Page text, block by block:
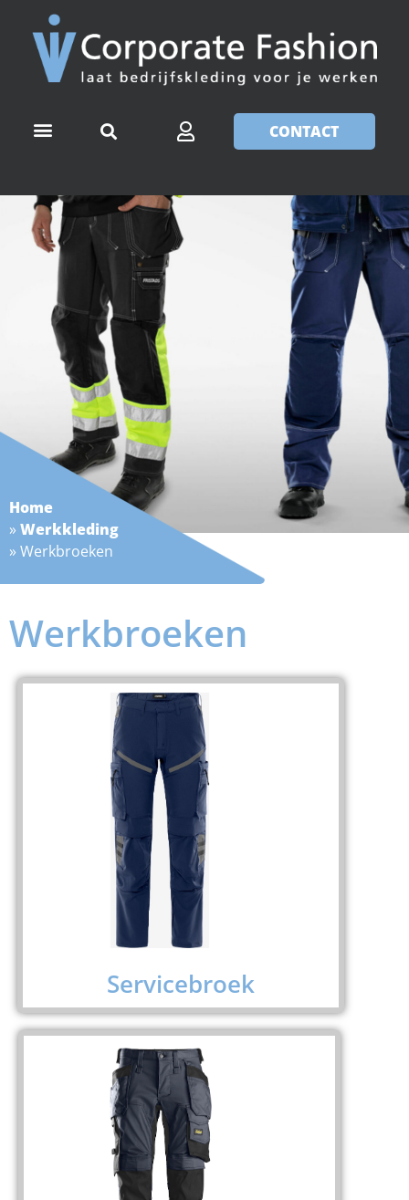
CONTACT
Home
»Werkkleding
»Werkbroeken
Werkbroeken
Servicebroek